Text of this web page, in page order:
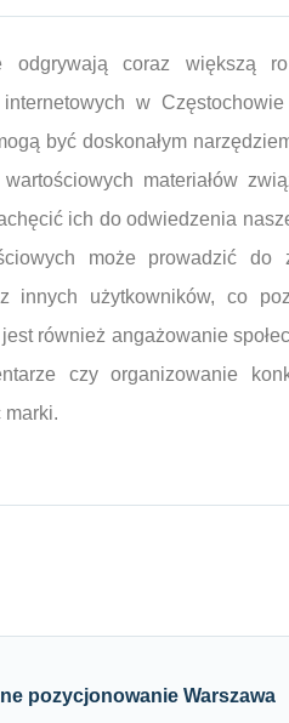
odgrywają coraz większą
internetowych w
być doskonałym
materiałów
ich do odwiedzenia
może prowadzić
innych użytkowników, co
również angażowanie
czy organizowanie
marki.
pozycjonowanie Warszawa